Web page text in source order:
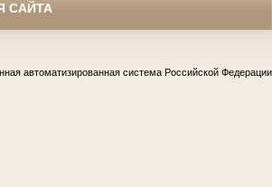
САЙТА
автоматизированная система Российской